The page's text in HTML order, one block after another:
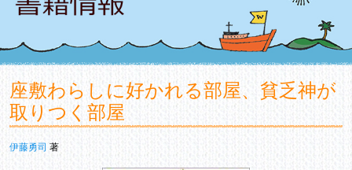
座敷わらしに好かれる部屋、貧乏神が
取りつく部屋
伊藤勇司 著